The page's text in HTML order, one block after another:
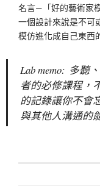
名言—「好的藝術家
一個設計來說是不可
模仿進化成自己東西
Lab memo: 多聽
者的必修課程，
的記錄讓你不會
與其他人溝通的